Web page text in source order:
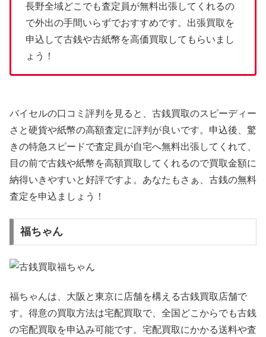
長野全域どこでも査定員が無料出張してくれるの
で外出の手間いらずでおすすめです。出張買取を
申込して古銭や古紙幣を高価買取してもらいまし
ょう！
バイセルの口コミ評判を見ると、古銭買取のスピーディー
さと硬貨や紙幣の高額査定に評判が良いです。申込後、驚
きの特急スピードで査定員が自宅へ無料出張してくれて、
目の前で古銭や紙幣を高額買取してくれるので買取金額に
納得いきやすいと好評ですよ。あなたもさぁ、古銭の無料
査定を申込ましょう！
福ちゃん
福ちゃんは、大阪と東京に店舗を構える古銭買取店舗で
す。得意の買取方法は宅配買取で、全国どこからでも古銭
の宅配買取を申込み可能です。宅配買取にかかる送料や査